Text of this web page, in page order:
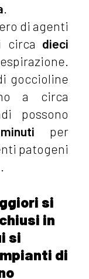
di agenti
circa dieci
goccioline
a circa
possono
per
patogeni
si
in
si
di